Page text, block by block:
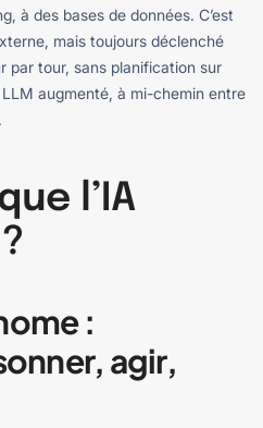
à des bases de données. C’est
mais toujours déclenché
par tour, sans planification sur
augmenté, à mi-chemin entre
l’IA
:
agir,